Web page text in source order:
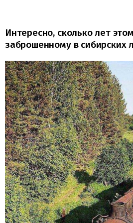
Интересно, сколько лет
заброшенному в сибирских